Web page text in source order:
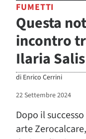
FUMETTI
Questa
incontro
Ilaria Salis
di Enrico Cerrini
22 Settembre 2024
Dopo il
arte